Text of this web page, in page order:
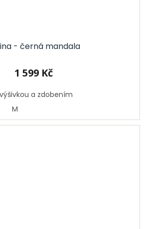
- černá mandala
1 599 Kč
a zdobením
M